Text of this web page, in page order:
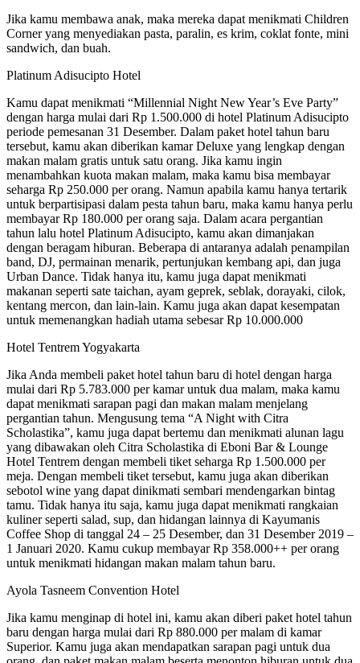
Jika kamu membawa anak, maka mereka dapat menikmati Children
Corner yang menyediakan pasta, paralin, es krim, coklat fonte, mini
sandwich, dan buah.
Platinum Adisucipto Hotel
Kamu dapat menikmati “Millennial Night New Year’s Eve Party”
dengan harga mulai dari Rp 1.500.000 di hotel Platinum Adisucipto
periode pemesanan 31 Desember. Dalam paket hotel tahun baru
tersebut, kamu akan diberikan kamar Deluxe yang lengkap dengan
makan malam gratis untuk satu orang. Jika kamu ingin
menambahkan kuota makan malam, maka kamu bisa membayar
seharga Rp 250.000 per orang. Namun apabila kamu hanya tertarik
untuk berpartisipasi dalam pesta tahun baru, maka kamu hanya perlu
membayar Rp 180.000 per orang saja. Dalam acara pergantian
tahun lalu hotel Platinum Adisucipto, kamu akan dimanjakan
dengan beragam hiburan. Beberapa di antaranya adalah penampilan
band, DJ, permainan menarik, pertunjukan kembang api, dan juga
Urban Dance. Tidak hanya itu, kamu juga dapat menikmati
makanan seperti sate taichan, ayam geprek, seblak, dorayaki, cilok,
kentang mercon, dan lain-lain. Kamu juga akan dapat kesempatan
untuk memenangkan hadiah utama sebesar Rp 10.000.000
Hotel Tentrem Yogyakarta
Jika Anda membeli paket hotel tahun baru di hotel dengan harga
mulai dari Rp 5.783.000 per kamar untuk dua malam, maka kamu
dapat menikmati sarapan pagi dan makan malam menjelang
pergantian tahun. Mengusung tema “A Night with Citra
Scholastika”, kamu juga dapat bertemu dan menikmati alunan lagu
yang dibawakan oleh Citra Scholastika di Eboni Bar & Lounge
Hotel Tentrem dengan membeli tiket seharga Rp 1.500.000 per
meja. Dengan membeli tiket tersebut, kamu juga akan diberikan
sebotol wine yang dapat dinikmati sembari mendengarkan bintag
tamu. Tidak hanya itu saja, kamu juga dapat menikmati rangkaian
kuliner seperti salad, sup, dan hidangan lainnya di Kayumanis
Coffee Shop di tanggal 24 – 25 Desember, dan 31 Desember 2019 –
1 Januari 2020. Kamu cukup membayar Rp 358.000++ per orang
untuk menikmati hidangan makan malam tahun baru.
Ayola Tasneem Convention Hotel
Jika kamu menginap di hotel ini, kamu akan diberi paket hotel tahun
baru dengan harga mulai dari Rp 880.000 per malam di kamar
Superior. Kamu juga akan mendapatkan sarapan pagi untuk dua